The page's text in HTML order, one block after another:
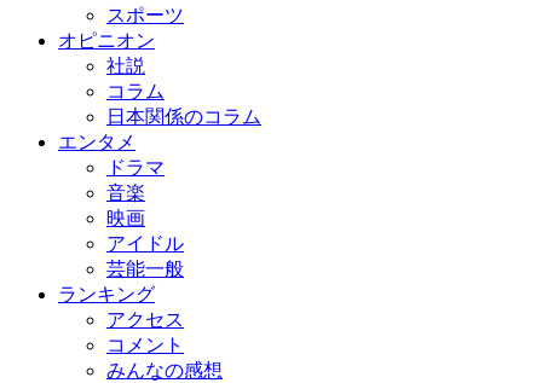
スポーツ
オピニオン
社説
コラム
日本関係のコラム
エンタメ
ドラマ
音楽
映画
アイドル
芸能一般
ランキング
アクセス
コメント
みんなの感想